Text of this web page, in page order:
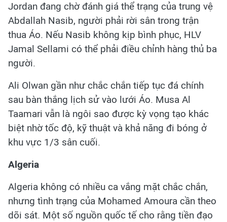
Jordan đang chờ đánh giá thể trạng của trung vệ
Abdallah Nasib, người phải rời sân trong trận
thua Áo. Nếu Nasib không kịp bình phục, HLV
Jamal Sellami có thể phải điều chỉnh hàng thủ ba
người.
Ali Olwan gần như chắc chắn tiếp tục đá chính
sau bàn thắng lịch sử vào lưới Áo. Musa Al
Taamari vẫn là ngôi sao được kỳ vọng tạo khác
biệt nhờ tốc độ, kỹ thuật và khả năng đi bóng ở
khu vực 1/3 sân cuối.
Algeria
Algeria không có nhiều ca vắng mặt chắc chắn,
nhưng tình trạng của Mohamed Amoura cần theo
dõi sát. Một số nguồn quốc tế cho rằng tiền đạo